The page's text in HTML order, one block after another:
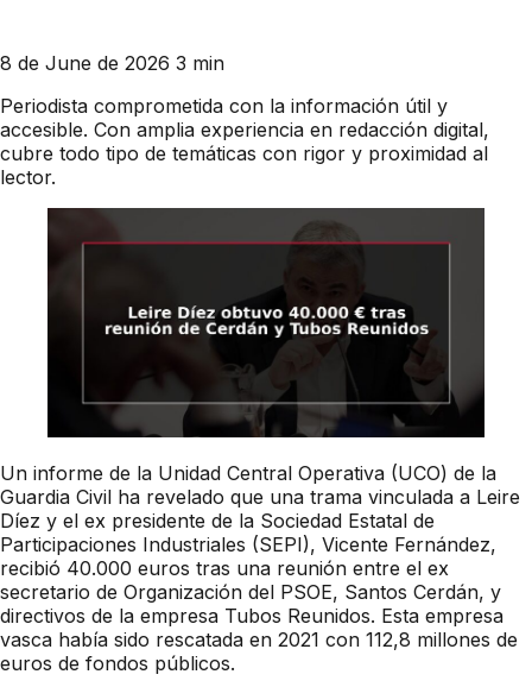
8 de June de 2026 3 min
Periodista comprometida con la información útil y
accesible. Con amplia experiencia en redacción digital,
cubre todo tipo de temáticas con rigor y proximidad al
lector.
Un informe de la Unidad Central Operativa (UCO) de la
Guardia Civil ha revelado que una trama vinculada a Leire
Díez y el ex presidente de la Sociedad Estatal de
Participaciones Industriales (SEPI), Vicente Fernández,
recibió 40.000 euros tras una reunión entre el ex
secretario de Organización del PSOE, Santos Cerdán, y
directivos de la empresa Tubos Reunidos. Esta empresa
vasca había sido rescatada en 2021 con 112,8 millones de
euros de fondos públicos.